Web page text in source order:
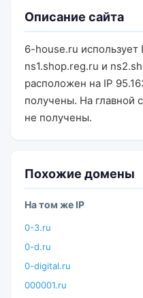
Описание сайта
6-house.ru использует
ns1.shop.reg.ru и
расположен на IP
получены. На главной
не получены.
Похожие домены
На том же IP
0-3.ru
0-d.ru
0-digital.ru
000001.ru